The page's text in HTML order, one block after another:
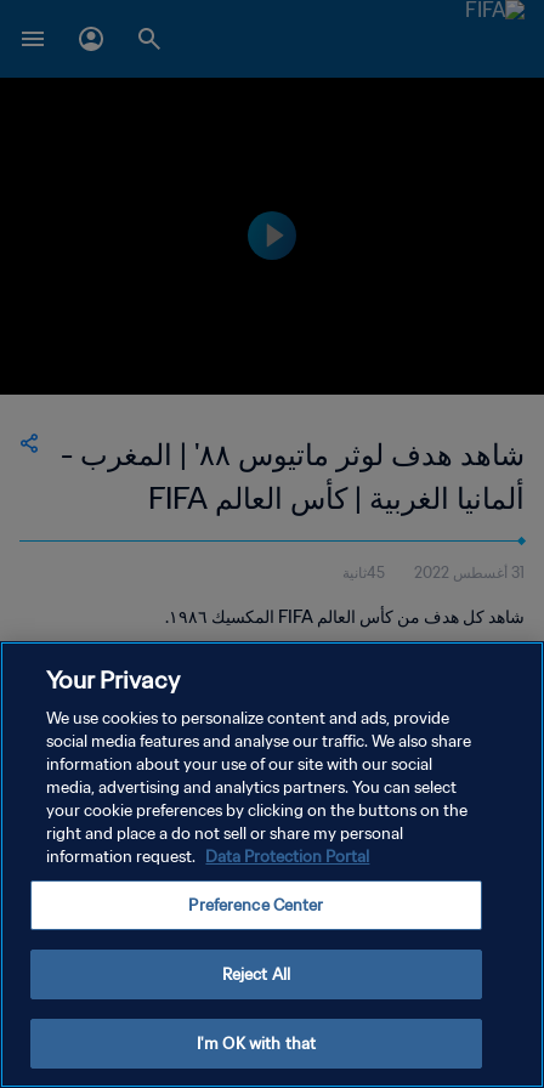
شاهد هدف لوثر ماتيوس ٨٨' | المغرب -
ألمانيا الغربية | كأس العالم FIFA
المكسيك ١٩٨٦
31 أغسطس 2022 45ثانية
شاهد كل هدف من كأس العالم FIFA المكسيك ١٩٨٦.
سياسة الخصوصية
شروط الخدمة
إدارة تفضيلات ملفات تعريف الارتباط
Your Privacy
We use cookies to personalize content and ads, provide
social media features and analyse our traffic. We also share
information about your use of our site with our social
media, advertising and analytics partners. You can select
your cookie preferences by clicking on the buttons on the
right and place a do not sell or share my personal
information request. Data Protection Portal
Preference Center
Reject All
I'm OK with that